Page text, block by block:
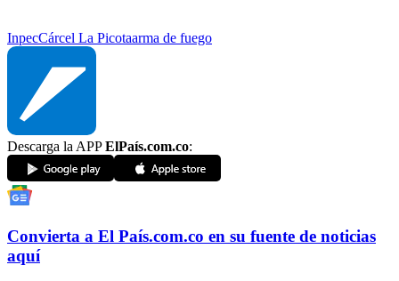
InpecCárcel La Picotaarma de fuego
Descarga la APPElPaís.com.co:
Convierta a El País.com.co en su fuente de noticias
aquí